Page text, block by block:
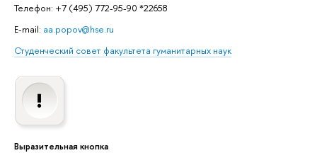
Телефон: +7 (495) 772-95-90 *22658
E-mail: aa.popov@hse.ru
Студенческий совет факультета гуманитарных наук
Выразительная кнопка